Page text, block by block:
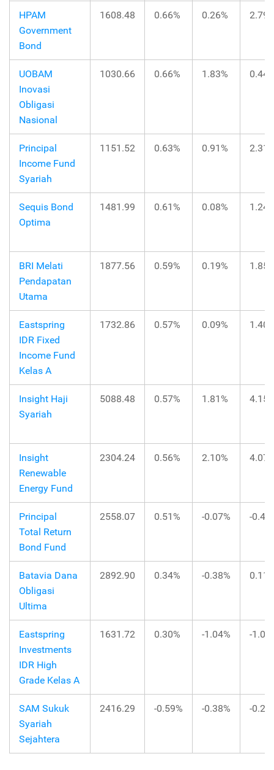
HPAM
Government
Bond
1608.48 0.66% 0.26%
UOBAM
Inovasi
Obligasi
Nasional
1030.66 0.66% 1.83%
Principal
Income Fund
Syariah
1151.52 0.63% 0.91%
Sequis Bond
Optima
1481.99 0.61% 0.08%
BRI Melati
Pendapatan
Utama
1877.56 0.59% 0.19%
Eastspring
IDR Fixed
Income Fund
Kelas A
1732.86 0.57% 0.09%
Insight Haji
Syariah
5088.48 0.57% 1.81%
Insight
Renewable
Energy Fund
2304.24 0.56% 2.10%
Principal
Total Return
Bond Fund
2558.07 0.51% -0.07% -
Batavia Dana
Obligasi
Ultima
2892.90 0.34% -0.38%
Eastspring
Investments
IDR High
Grade Kelas A
1631.72 0.30% -1.04% -
SAM Sukuk
Syariah
Sejahtera
2416.29 -0.59% -0.38% -